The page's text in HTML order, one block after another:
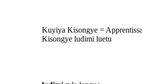
Kuyiya Kisongye =
Kisongye ludimi luetu